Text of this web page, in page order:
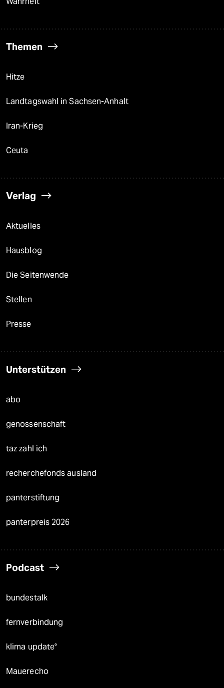
Themen
Hitze
Landtagswahl in Sachsen-Anhalt
Iran-Krieg
Ceuta
Verlag
Aktuelles
Hausblog
Die Seitenwende
Stellen
Presse
Unterstützen
abo
genossenschaft
taz zahl ich
recherchefonds ausland
panterstiftung
panterpreis 2026
Podcast
bundestalk
fernverbindung
klima update°
Mauerecho